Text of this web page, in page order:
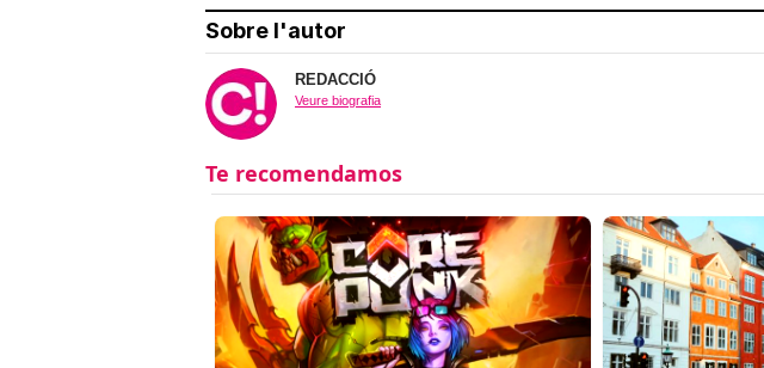
Sobre l'autor
REDACCIÓ
Veure biografia